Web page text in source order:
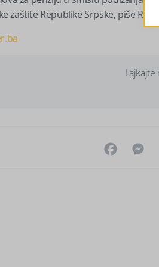
zaštite Republike Srpske, piše RTRS.
Lajkajte